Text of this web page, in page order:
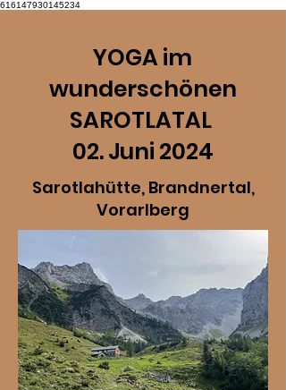
616147930145234
YOGA im
wunderschönen
SAROTLATAL
02. Juni 2024
Sarotlahütte, Brandnertal,
Vorarlberg